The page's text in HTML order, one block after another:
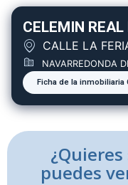
CELEMIN REAL
CALLE LA
NAVARREDONDA
Ficha de la inmobiliaria
puedes